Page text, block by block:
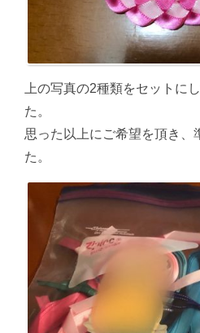
上の写真の2種類をセットに
た。
思った以上にご希望を頂き、
た。